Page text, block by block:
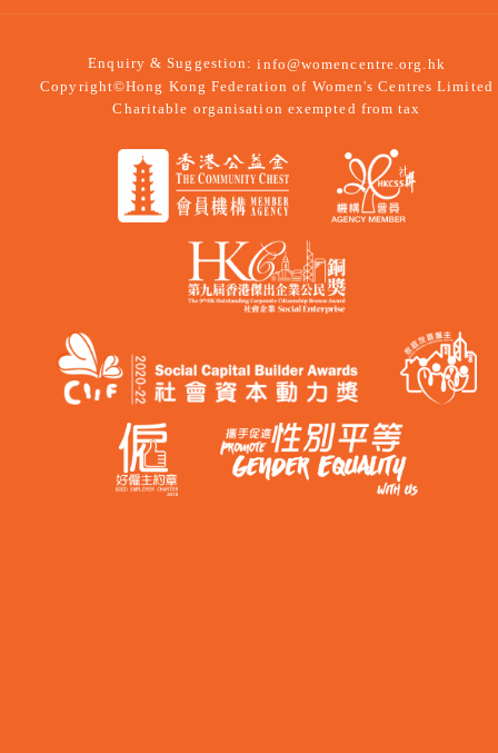
Enquiry & Suggestion:info@womencentre.org.hk
Copyright©Hong Kong Federation of Women's Centres Limited
Charitable organisation exempted from tax